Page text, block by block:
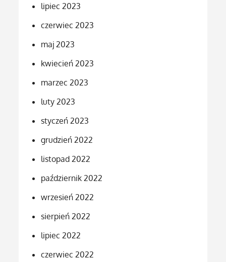
lipiec 2023
czerwiec 2023
maj 2023
kwiecień 2023
marzec 2023
luty 2023
styczeń 2023
grudzień 2022
listopad 2022
październik 2022
wrzesień 2022
sierpień 2022
lipiec 2022
czerwiec 2022